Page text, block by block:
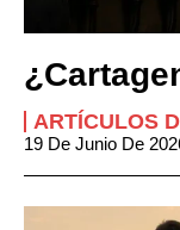
ARTÍCULOS
19 De Junio De